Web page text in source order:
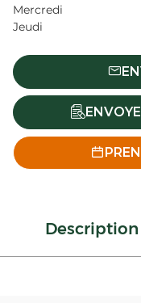
Mercredi
Jeudi
Description